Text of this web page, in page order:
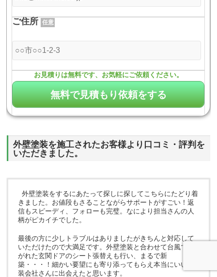
ご住所 任意
お見積りは無料です、お気軽にご依頼ください。
外壁塗装を施工されたお客様より口コミ・評判を
いただきました。
外壁塗装をするにあたって探しに探してこちらにたどり着
きました。お値段もさることながらサポートがすごい！返
信もスピーディ、フォローも完璧。なにより担当さんの人
柄がピカイチでした。
最後の方に少しトラブルはありましたがきちんと対応して
いただけたので大満足です。外壁塗装と合わせて台風で剥
がれた玄関ドアのシート張替えも行い、まるで新
築・・・！細かい要望にも寄り添ってもらえ本当にいい塗
装会社さんに出会えたと思います。